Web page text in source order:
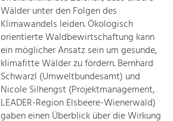
Wälder unter den Folgen des
Klimawandels leiden. Ökologisch
orientierte Waldbewirtschaftung kann
ein möglicher Ansatz sein um gesunde,
klimafitte Wälder zu fördern. Bernhard
Schwarzl (Umweltbundesamt) und
Nicole Silhengst (Projektmanagement,
LEADER-Region Elsbeere-Wienerwald)
gaben einen Überblick über die Wirkung